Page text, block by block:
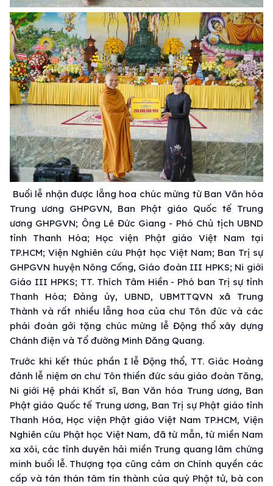
Buổi lễ nhận được lẵng hoa chúc mừng từ Ban Văn hóa
Trung ương GHPGVN, Ban Phật giáo Quốc tế Trung
ương GHPGVN; Ông Lê Đức Giang - Phó Chủ tịch UBND
tỉnh Thanh Hóa; Học viện Phật giáo Việt Nam tại
TP.HCM; Viện Nghiên cứu Phật học Việt Nam; Ban Trị sự
GHPGVN huyện Nông Cống, Giáo đoàn III HPKS; Ni giới
Giáo III HPKS; TT. Thích Tâm Hiền - Phó ban Trị sự tỉnh
Thanh Hóa; Đảng ủy, UBND, UBMTTQVN xã Trung
Thành và rất nhiều lẵng hoa của chư Tôn đức và các
phái đoàn gởi tặng chúc mừng lễ Động thổ xây dựng
Chánh điện và Tổ đường Minh Đăng Quang.
Trước khi kết thúc phần I lễ Động thổ, TT. Giác Hoàng
đảnh lễ niệm ơn chư Tôn thiền đức sáu giáo đoàn Tăng,
Ni giới Hệ phái Khất sĩ, Ban Văn hóa Trung ương, Ban
Phật giáo Quốc tế Trung ương, Ban Trị sự Phật giáo tỉnh
Thanh Hóa, Học viện Phật giáo Việt Nam TP.HCM, Viện
Nghiên cứu Phật học Việt Nam, đã từ mẫn, từ miền Nam
xa xôi, các tỉnh duyên hải miền Trung quang lâm chứng
minh buổi lễ. Thượng tọa cũng cảm ơn Chính quyền các
cấp và tán thán tâm tín thành của quý Phật tử, bà con